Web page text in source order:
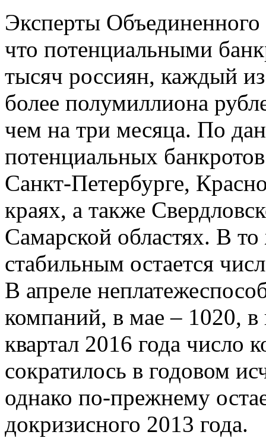
Эксперты
что потенциальными
тысяч россиян, каждый
более полумиллиона
чем на три месяца. По
потенциальных
Санкт-Петербурге,
краях, а также
Самарской областях. В
стабильным остается
В апреле
компаний, в мае – 1020,
квартал 2016 года число
сократилось в годовом
однако по-прежнему
докризисного 2013 года.